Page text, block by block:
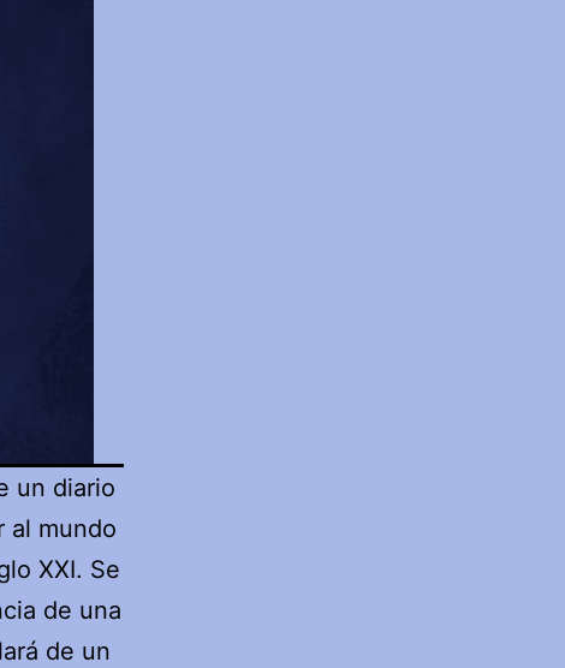
un diario
al mundo
XXI. Se
de una
de un